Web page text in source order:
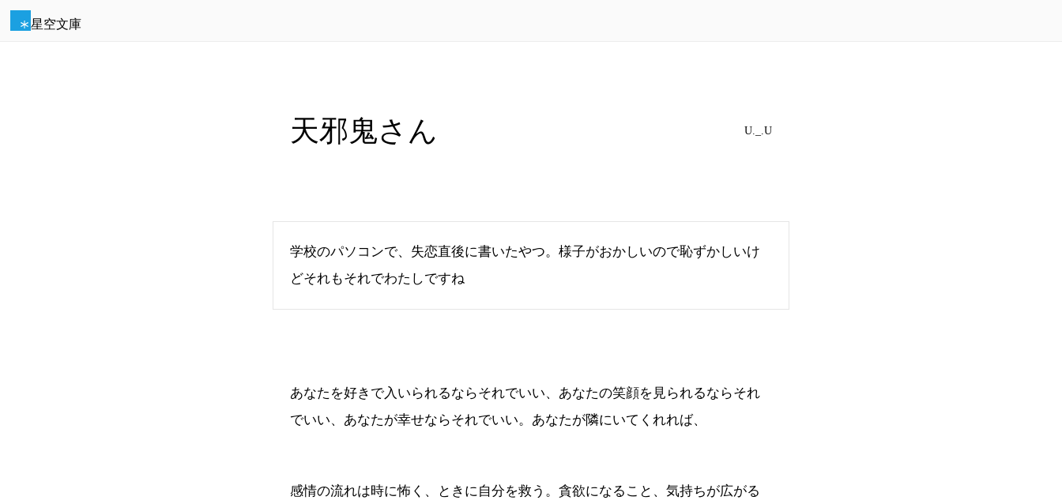
星空文庫
天邪鬼さん U._.U
学校のパソコンで、失恋直後に書いたやつ。様子がおかしいので恥ずかしいけ
どそれもそれでわたしですね
あなたを好きで入いられるならそれでいい、あなたの笑顔を見られるならそれ
でいい、あなたが幸せならそれでいい。あなたが隣にいてくれれば、
感情の流れは時に怖く、ときに自分を救う。貪欲になること、気持ちが広がる